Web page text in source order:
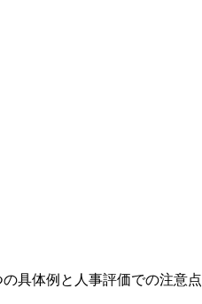
具体例と人事評価での注意点